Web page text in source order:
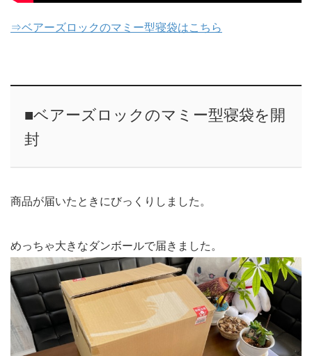
⇒ベアーズロックのマミー型寝袋はこちら
■ベアーズロックのマミー型寝袋を開
封
商品が届いたときにびっくりしました。
めっちゃ大きなダンボールで届きました。